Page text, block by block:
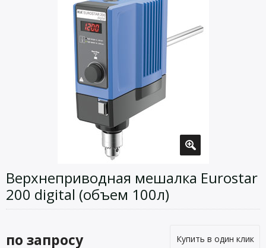
Верхнеприводная мешалка Eurostar
200 digital (объем 100л)
по запросу Купить в один клик